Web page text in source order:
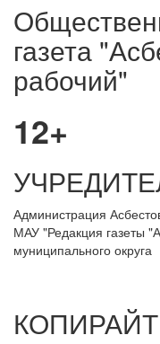
газета
рабочий"
12+
Администрация
МАУ"Редакция газеты
муниципального округа